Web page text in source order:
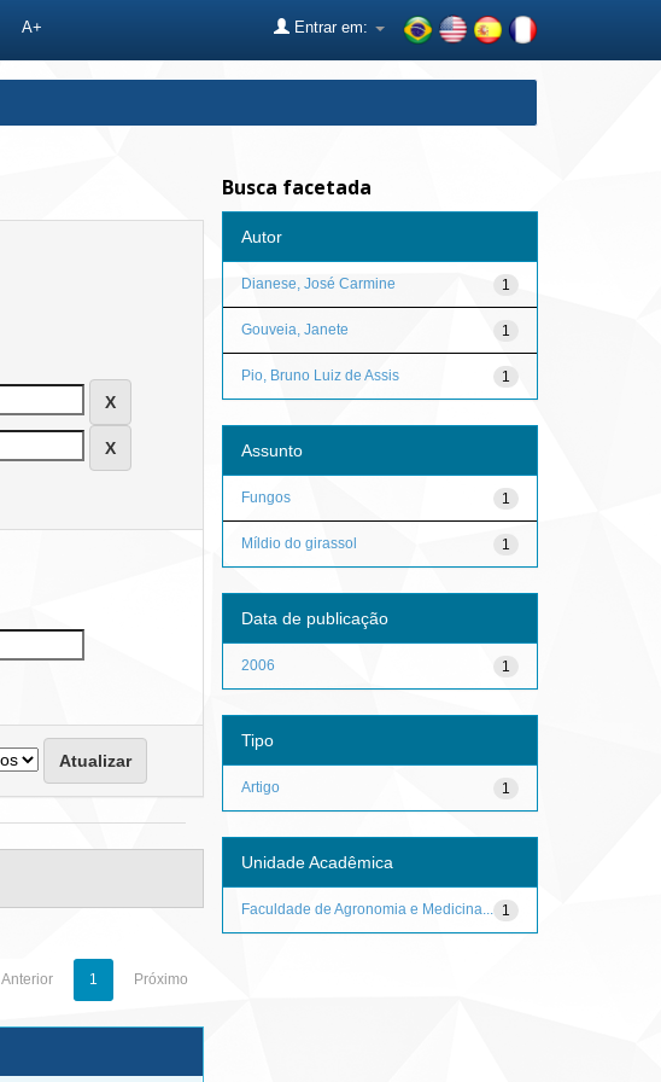
A+ Entrar em:
Anterior 1 Próximo
Busca facetada
Autor
1
Dianese, José Carmine
1
Gouveia, Janete
1
Pio, Bruno Luiz de Assis
Assunto
1
Fungos
1
Míldio do girassol
Data de publicação
1
2006
Tipo
1
Artigo
Unidade Acadêmica
1
Faculdade de Agronomia e Medicina...